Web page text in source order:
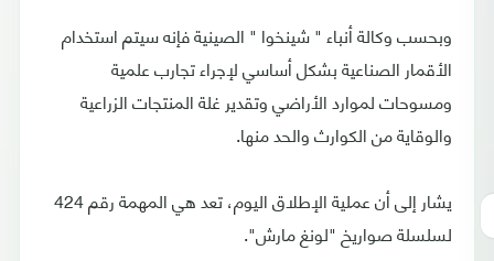
وبحسب وكالة أنباء " شينخوا " الصينية فإنه سيتم استخدام
الأقمار الصناعية بشكل أساسي لإجراء تجارب علمية
ومسوحات لموارد الأراضي وتقدير غلة المنتجات الزراعية
والوقاية من الكوارث والحد منها.
يشار إلى أن عملية الإطلاق اليوم، تعد هي المهمة رقم 424
لسلسلة صواريخ "لونغ مارش".